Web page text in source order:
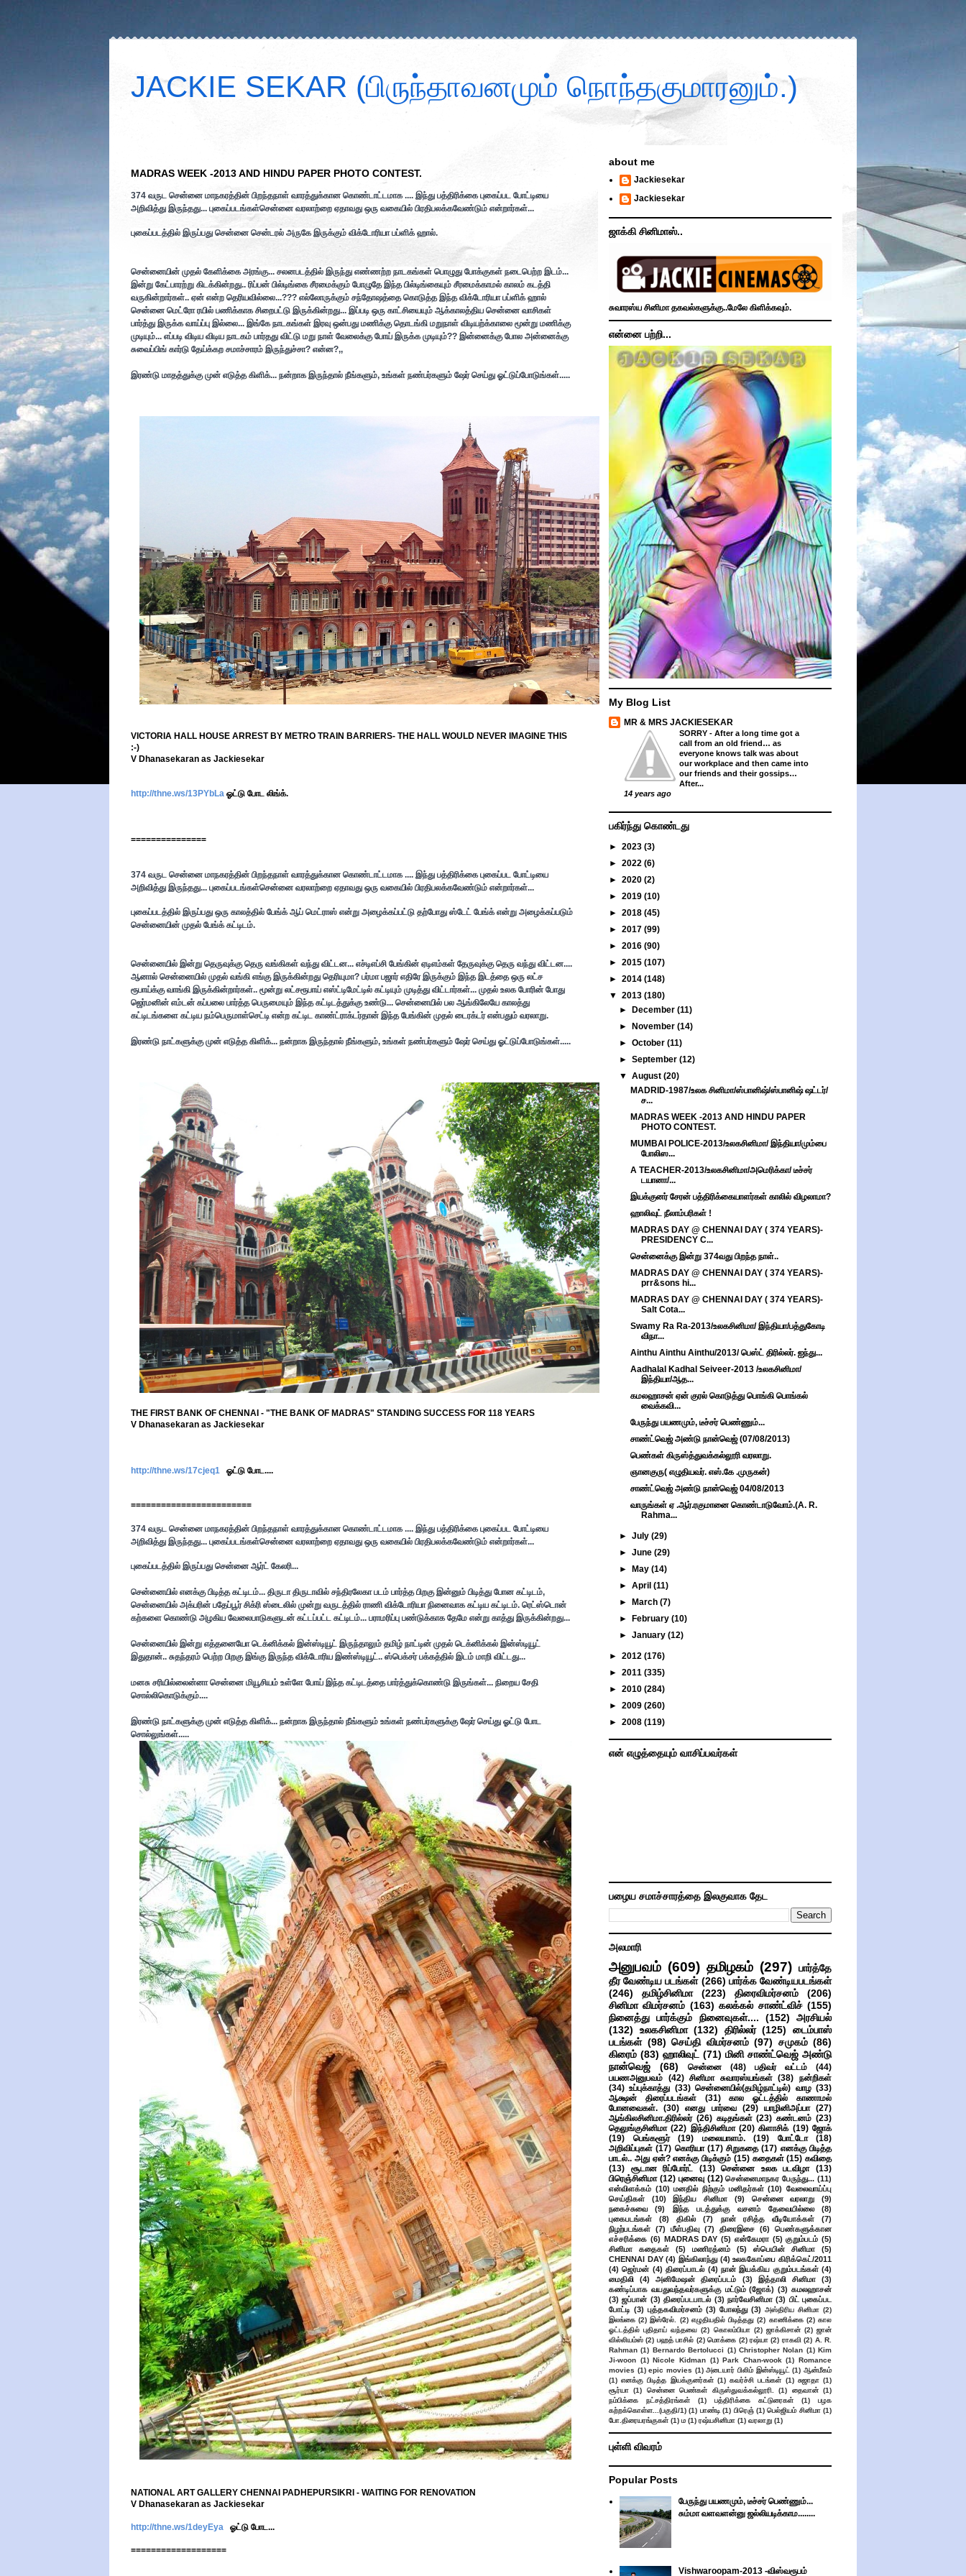
JACKIE SEKAR (பிருந்தாவனமும் நொந்தகுமாரனும்.)
MADRAS WEEK -2013 AND HINDU PAPER PHOTO CONTEST.
374 வருட சென்னை மாநகரத்தின் பிறந்தநாள் வாரத்துக்கான கொண்டாட்டமாக .... இந்து பத்திரிக்கை புகைப்பட போட்டியை
அறிவித்து இருந்தது... புகைப்படங்கள்சென்னை வரலாற்றை ஏதாவது ஒரு வகையில் பிரதிபலக்கவேண்டும் என்றார்கள்...
புகைப்படத்தில் இருப்பது சென்னை சென்டரல் அருகே இருக்கும் விக்டோரியா பப்ளிக் ஹால்.
சென்னையின் முதல் கேளிக்கை அரங்கு... சலனபடத்தில் இருந்து எண்ணற்ற நாடகங்கள் பொழுது போக்குகள் நடைபெற்ற இடம்...
இன்று கேட்பாரற்று கிடக்கின்றது.. ரிப்பன் பில்டிங்கை சீரமைக்கும் போழுதே இந்த பில்டிங்கையும் சீரமைக்காமல் காலம் கடத்தி
வருகின்றார்கள்.. ஏன் என்ற தெரியவில்லை...??? எல்லோருக்கும் சந்தோஷத்தை கொடுத்த இந்த விக்டோரியா பப்ளிக் ஹால்
சென்னை மெட்ரோ ரயில் பணிக்காக சிறைபட்டு இருக்கின்றது... இப்படி ஒரு காட்சியையும் ஆக்காலத்திய சென்னை வாசிகள்
பார்த்து இருக்க வாய்ப்பு இல்லை... இங்கே நாடகங்கள் இரவு ஒன்பது மணிக்கு தொடங்கி மறுநாள் விடியற்க்காலை மூன்று மணிக்கு
முடியும்... எப்படி விடிய விடிய நாடகம் பார்தது விட்டு மறு நாள் வேலைக்கு போய் இருக்க முடியும்?? இன்னைக்கு போல அன்னைக்கு
சுவைப்பிங் கார்டு தேய்க்கற சமாச்சாரம் இருந்துச்சா? என்ன?,,
இரண்டு மாதத்துக்கு முன் எடுத்த கிளிக்... நன்றாக இருந்தால் நீங்களும், உங்கள் நண்பர்களும் ஷேர் செய்து ஓட்டுப்போடுங்கள்.....
VICTORIA HALL HOUSE ARREST BY METRO TRAIN BARRIERS- THE HALL WOULD NEVER IMAGINE THIS
:-)
V Dhanasekaran as Jackiesekar
http://thne.ws/13PYbLa ஓட்டு போட லிங்க்.
===============
374 வருட சென்னை மாநகரத்தின் பிறந்தநாள் வாரத்துக்கான கொண்டாட்டமாக .... இந்து பத்திரிக்கை புகைப்பட போட்டியை
அறிவித்து இருந்தது... புகைப்படங்கள்சென்னை வரலாற்றை ஏதாவது ஒரு வகையில் பிரதிபலக்கவேண்டும் என்றார்கள்...
புகைப்படத்தில் இருப்பது ஒரு காலத்தில் பேங்க் ஆப் மெட்ராஸ் என்று அழைக்கப்பட்டு தற்போது ஸ்டேட் பேங்க் என்று அழைக்கப்படும்
சென்னையின் முதல் பேங்க் கட்டிடம்.
சென்னையில் இன்று தெருவுக்கு தெரு வங்கிகள் வந்து விட்டன... எச்டிஎப்சி பேங்கின் ஏடிஎம்கள் தேருவுக்கு தெரு வந்து விட்டன....
ஆனால் சென்னையில் முதல் வங்கி எங்கு இருக்கின்றது தெரியுமா? பர்மா பஜார் எதிரே இருக்கும் இந்த இடத்தை ஒரு லட்ச
ரூபாய்க்கு வாங்கி இருக்கின்றார்கள்.. மூன்று லட்சரூபாய் எஸ்ட்டிமேட்டில் கட்டியும் முடித்து விட்டார்கள்... முதல் உலக போரின் போது
ஜெர்மனின் எம்டன் கப்பலை பார்த்த பெருமையும் இந்த கட்டிடத்துக்கு உண்டு... சென்னையில் பல ஆங்கிலேயே காலத்து
கட்டிடங்களை கட்டிய நம்பெருமாள்செட்டி என்ற கட்டிட காண்ட்ராக்டர்தான் இந்த பேங்கின் முதல் டைரக்டர் என்பதும் வரலாறு.
இரண்டு நாட்களுக்கு முன் எடுத்த கிளிக்... நன்றாக இருந்தால் நீங்களும், உங்கள் நண்பர்களும் ஷேர் செய்து ஓட்டுப்போடுங்கள்.....
THE FIRST BANK OF CHENNAI - "THE BANK OF MADRAS" STANDING SUCCESS FOR 118 YEARS
V Dhanasekaran as Jackiesekar
http://thne.ws/17cjeq1 ஓட்டு போட....
========================
374 வருட சென்னை மாநகரத்தின் பிறந்தநாள் வாரத்துக்கான கொண்டாட்டமாக .... இந்து பத்திரிக்கை புகைப்பட போட்டியை
அறிவித்து இருந்தது... புகைப்படங்கள்சென்னை வரலாற்றை ஏதாவது ஒரு வகையில் பிரதிபலக்கவேண்டும் என்றார்கள்...
புகைப்படத்தில் இருப்பது சென்ன ை ஆர்ட் கேலரி...
சென்னையில் எனக்கு பிடித்த கட்டிடம்... திருடா திருடாவில் சந்திரலேகா படம் பார்த்த பிறகு இன்னும் பிடித்து போன கட்டிடம்,
சென்னையில் அக்பரின் பதேப்பூர் சிக்ரி ஸ்டைலில் முன்று வருடத்தில் ராணி விக்டோரியா நினைவாக கட்டிய கட்டிடம். ரெட்ஸ்டொன்
கற்களை கொண்டு அழகிய வேலைபாடுகளுடன் கட்டப்பட்ட கட்டிடம்... பராமரிப்பு பண்டுக்காக தேமே என்று காத்து இருக்கின்றது...
சென்னையில் இன்று எத்தனையோ டெக்னிக்கல் இன்ஸ்டியூட் இருந்தாலும் தமிழ் நாட்டின் முதல் டெக்னிக்கல் இன்ஸ்டியூட்
இதுதான்.. சுதந்தரம் பெற்ற பிறகு இங்கு இருந்த விக்டோரிய இண்ஸ்டியூட்.. ஸ்பெக்சர் பக்கத்தில் இடம் மாறி விட்டது...
மனசு சரியில்லைன்னா சென்னை மியூசியம் உள்ளே போய் இந்த கட்டிடத்தை பார்த்துக்கொண்டு இருங்கள்... நிறைய சேதி
சொல்லிகொடுக்கும்....
இரண்டு நாட்களுக்கு முன் எடுத்த கிளிக்... நன்றாக இருந்தால் நீங்களும் உங்கள் நண்பர்களுக்கு ஷேர் செய்து ஓட்டு போட
சொல்லுங்கள்.....
NATIONAL ART GALLERY CHENNAI PADHEPURSIKRI - WAITING FOR RENOVATION
V Dhanasekaran as Jackiesekar
http://thne.ws/1deyEya ஓட்டு போட...
===================
about me
Jackiesekar
Jackiesekar
ஜாக்கி சினிமாஸ்..
சுவாரஸ்ய சினிமா தகவல்களுக்கு..மேலே கிளிக்கவும்.
என்னை பற்றி...
My Blog List
MR & MRS JACKIESEKAR
SORRY - After a long time got a
call from an old friend… as
everyone knows talk was about
our workplace and then came into
our friends and their gossips…
After...
14 years ago
பகிர்ந்து கொண்டது
► 2023 (3)
► 2022 (6)
► 2020 (2)
► 2019 (10)
► 2018 (45)
► 2017 (99)
► 2016 (90)
► 2015 (107)
► 2014 (148)
▼ 2013 (180)
►
December(11)
►
November(14)
►October(11)
►September(12)
▼August(20)
MADRID-1987/உலக சினிமா/ஸ்பானிஷ்/ஸ்பானிஷ் ஷட்டர்/
ச...
MADRAS WEEK -2013 AND HINDU PAPER
PHOTO CONTEST.
MUMBAI POLICE-2013/உலகசினிமா/ இந்தியா/மும்பை
போலிஸ...
A TEACHER-2013/உலகசினிமா/அமெரிக்கா/ டீச்சர்
டயானா/...
இயக்குனர் சேரன் பத்திரிக்கையாளர்கள் காலில் விழலாமா?
ஹாலிவுட் நீலாம்பரிகள் !
MADRAS DAY @ CHENNAI DAY ( 374 YEARS)-
PRESIDENCY C...
சென்னைக்கு இன்று 374வது பிறந்த நாள்..
MADRAS DAY @ CHENNAI DAY ( 374 YEARS)-
prr&sons hi...
MADRAS DAY @ CHENNAI DAY ( 374 YEARS)-
Salt Cota...
Swamy Ra Ra-2013/உலகசினிமா/ இந்தியா/பத்துகோடி
விநா...
Ainthu Ainthu Ainthu/2013/ பெஸ்ட் திரில்லர். ஐந்து...
Aadhalal Kadhal Seiveer-2013 /உலகசினிமா/
இந்தியா/ஆத...
கமலஹாசன் ஏன் குரல் கொடுத்து பொங்கி பொங்கல்
வைக்கவி...
பேருந்து பயணமும், டீச்சர் பெண்ணும்...
சாண்ட்வெஜ் அண்டு நான்வெஜ் (07/08/2013)
பெண்கள் கிருஸ்த்துவக்கல்லூரி வரலாறு.
ஞானகுரு( எழுதியவர். எஸ்.கே .முருகன்)
சாண்ட்வெஜ் அண்டு நான்வெஜ் 04/08/2013
வாருங்கள் ஏ .ஆர்.ரகுமானை கொண்டாடுவோம்.(A. R.
Rahma...
►July(29)
►June(29)
►
May(14)
►April(11)
►
March(7)
►
February(10)
►January(12)
► 2012 (176)
► 2011 (335)
► 2010 (284)
► 2009 (260)
► 2008 (119)
என் எழுத்தையும் வாசிப்பவர்கள்
பழைய சமாச்சாரத்தை இலகுவாக தேட
அலமாரி
அனுபவம் (609) தமிழகம் (297) பார்த்தே
தீர வேண்டிய படங்கள் (266) பார்க்க வேண்டியபடங்கள்
(246)
தமிழ்சினிமா (223) திரைவிமர்சனம்
(206)
சினிமா விமர்சனம் (163) கலக்கல் சாண்ட்விச் (155)
நினைத்து பார்க்கும் நினைவுகள்....
(152)
அரசியல்
(132)
உலகசினிமா (132) திரில்லர் (125)
டைம்பாஸ்
படங்கள் (98) செய்தி விமர்சனம் (97) சமுகம் (86)
கிரைம் (83) ஹாலிவுட் (71) மினி சாண்ட்வெஜ் அண்டு
நான்வெஜ்
(68) சென்னை (48) பதிவர் வட்டம்
(44)
பயணஅனுபவம் (42) சினிமா சுவாரஸ்யங்கள் (38) நன்றிகள்
(34) உப்புக்காத்து (33) சென்னையில்(தமிழ்நாட்டில்) வாழ (33)
ஆக்ஷன் திரைப்படங்கள்
(31)
கால ஓட்டத்தில் காணாமல்
போனவைகள். (30) எனது பார்வை (29) யாழினிஅப்பா (27)
ஆங்கிலசினிமா.திரில்லர் (26) கடிதங்கள் (23) கண்டனம் (23)
தெலுங்குசினிமா (22) இந்திசினிமா (20) கிளாசிக் (19) ஜோக்
(19)
பெங்களூர் (19) மலையாளம். (19) போட்டோ
(18)
அறிவிப்புகள் (17) கொரியா (17) சிறுகதை (17) எனக்கு பிடித்த
பாடல்.. அது ஏன்? எனக்கு பிடிக்கும் (15) கதைகள் (15) கவிதை
(13)
சூடான ரிப்போர்ட் (13) சென்னை உலக படவிழா
(13)
பிரெஞ்சினிமா (12) புனைவு (12) சென்னைமாநகர பேருந்து... (11)
என்விளக்கம் (10) மனதில் நிற்கும் மனிதர்கள் (10) வேலைவாய்ப்பு
செய்திகள்
(10) இந்திய சினிமா (9) சென்னை வரலாறு
(9)
நகைச்சுவை
(9) இந்த படத்துக்கு வசனம் தேவையில்லை
(8)
புகைபடங்கள்
(8) திகில் (7) நான் ரசித்த வீடியோக்கள்
(7)
நிழற்படங்கள் (7) மீள்பதிவு (7) திரைஇசை (6)
பெண்களுக்கான
எச்சரிக்கை (6) MADRAS DAY (5) என்கேமரா (5) குறும்படம் (5)
சினிமா கதைகள்
(5) மணிரத்னம் (5) ஸ்பெயின் சினிமா
(5)
CHENNAI DAY (4) இங்கிலாந்து (4) உலககோப்பை கிரிக்கெட்/2011
(4) ஜெர்மன் (4) திரைப்பாடல் (4) நான் இயக்கிய குறும்படங்கள் (4)
மைதிலி
(4) அனிமேஷன் திரைப்படம் (3) இத்தாலி சினிமா
(3)
கண்டிப்பாக வயதுவந்தவர்களுக்கு மட்டும் (ஜோக்) (3) கமலஹாசன்
(3) ஜப்பான் (3) திரைப்படபாடல் (3) நார்வேசினிமா (3) பிட் புகைப்பட
போட்டி (3) புத்தகவிமர்சனம் (3) போலந்து (3) அஸ்திரிய சினிமா (2)
இலங்கை (2) இஸ்ரேல். (2) எழுதியதில் பிடித்தது (2) காணிக்கை (2) கால
ஓட்டத்தில் புதிதாய் வந்தவை (2) கொலம்பியா (2) ஜாக்கிசான் (2) ஜான்
வில்லியம்ஸ் (2) பஹத் பாசில் (2) மொக்கை (2) ரஷ்யா (2) ராகவி (2) A. R.
Rahman (1) Bernardo Bertolucci (1) Christopher Nolan (1) Kim
Ji-woon (1) Nicole Kidman (1) Park Chan-wook (1) Romance
movies (1) epic movies (1) அடையார் பிலிம் இன்ஸ்டியூட் (1) ஆன்மீகம்
(1) எனக்கு பிடித்த இயக்குனர்கள் (1) கவர்ச்சி படங்கள் (1) சுஜாதா (1)
சூர்யா (1) சென்னை பெண்கள் கிருஸ்துவக்கல்லூரி. (1) தைவான் (1)
நம்பிக்கை நட்சத்திரங்கள்
(1) பத்திரிக்கை கட்டுரைகள் (1)
பழக
கற்றக்கொள்ள...(பகுதி/1) (1) பாண்டி (1) பிரெஞ் (1) பெல்ஜியம் சினிமா (1)
போ.திரையரங்குகள் (1) ம (1) ரஷ்யசினிமா (1) வரலாறு (1)
புள்ளி விவரம்
Popular Posts
பேருந்து பயணமும், டீச்சர் பெண்ணும்...
சும்மா வளவளன்னு ஜல்லியடிக்காம........
Vishwaroopam-2013 -விஸ்வரூபம்